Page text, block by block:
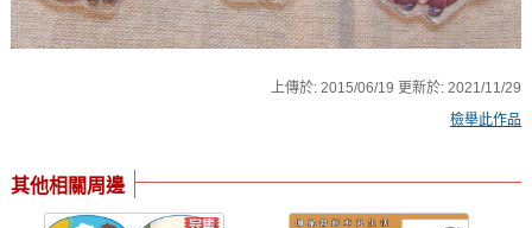
上傳於: 2015/06/19 更新於: 2021/11/29
檢舉此作品
其他相關周邊